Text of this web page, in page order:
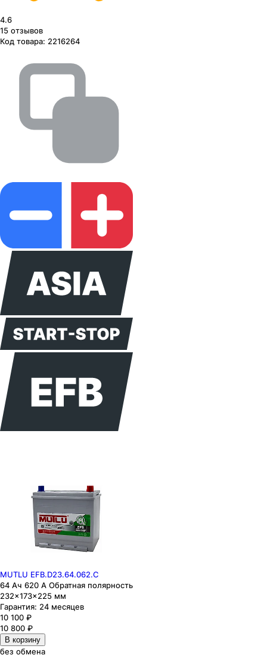
4.6
15 отзывов
Код товара: 2216264
MUTLU EFB.D23.64.062.C
64 Ач 620 А Обратная полярность
232×173×225 мм
Гарантия: 24 месяцев
10 100 ₽
10 800 ₽
В корзину
без обмена